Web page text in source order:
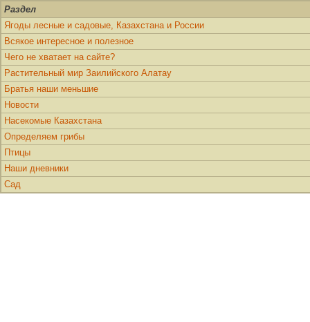
Раздел
Ягоды лесные и садовые, Казахстана и России
Всякое интересное и полезное
Чего не хватает на сайте?
Растительный мир Заилийского Алатау
Братья наши меньшие
Новости
Насекомые Казахстана
Определяем грибы
Птицы
Наши дневники
Сад